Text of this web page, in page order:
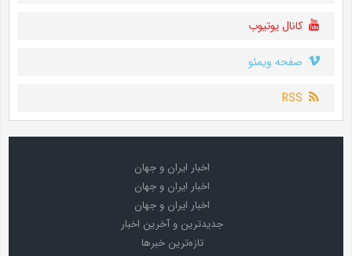
کانال یوتیوب
صفحه ویمئو
RSS
اخبار ایران و جهان
اخبار ایران و جهان
اخبار ایران و جهان
جدیدترین و آخرین اخبار
تازه‌ترین خبرها